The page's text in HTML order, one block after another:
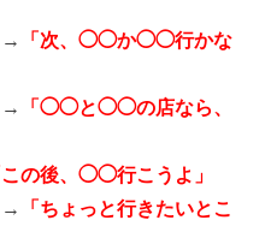
→
「次、◯◯か◯◯行かな
→
「◯◯と◯◯の店なら、
この後、◯◯行こうよ」
→
「ちょっと行きたいとこ